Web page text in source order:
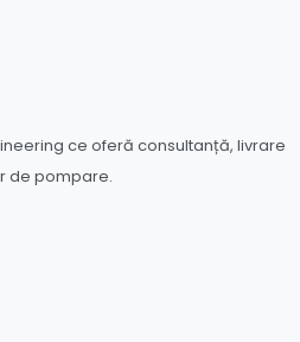
ce oferă consultanță, livrare
de pompare.